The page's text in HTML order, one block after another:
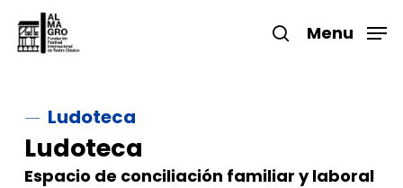
main
search
Menu
Ludoteca
Ludoteca
Espacio de conciliación familiar y laboral